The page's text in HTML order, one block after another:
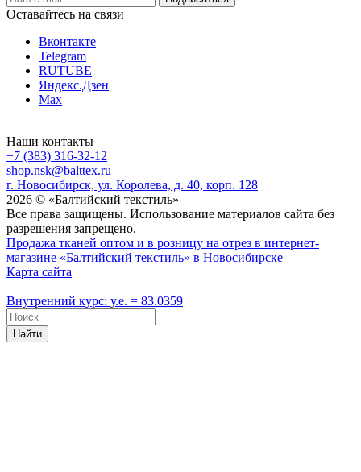
Оставайтесь на связи
Вконтакте
Telegram
RUTUBE
Яндекс.Дзен
Max
Наши контакты
+7 (383) 316-32-12
shop.nsk@balttex.ru
г. Новосибирск, ул. Королева, д. 40, корп. 128
2026 © «Балтийский текстиль»
Все права защищены. Использование материалов сайта без
разрешения запрещено.
Продажа тканей оптом и в розницу на отрез в интернет-
магазине «Балтийский текстиль» в Новосибирске
Карта сайта
Внутренний курс: у.е. = 83.0359
Найти